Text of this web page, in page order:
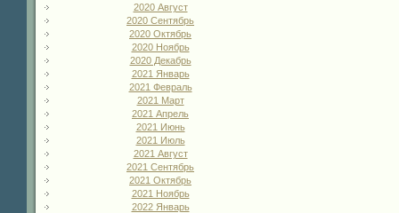
2020 Август
2020 Сентябрь
2020 Октябрь
2020 Ноябрь
2020 Декабрь
2021 Январь
2021 Февраль
2021 Март
2021 Апрель
2021 Июнь
2021 Июль
2021 Август
2021 Сентябрь
2021 Октябрь
2021 Ноябрь
2022 Январь